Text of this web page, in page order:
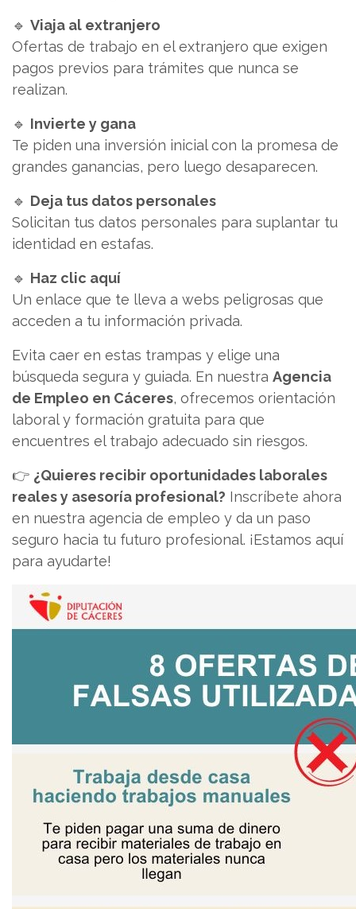
🔹 Viaja al extranjero
Ofertas de trabajo en el extranjero que exigen
pagos previos para trámites que nunca se
realizan.
🔹 Invierte y gana
Te piden una inversión inicial con la promesa de
grandes ganancias, pero luego desaparecen.
🔹 Deja tus datos personales
Solicitan tus datos personales para suplantar tu
identidad en estafas.
🔹 Haz clic aquí
Un enlace que te lleva a webs peligrosas que
acceden a tu información privada.
Evita caer en estas trampas y elige una
búsqueda segura y guiada. En nuestra Agencia
de Empleo en Cáceres, ofrecemos orientación
laboral y formación gratuita para que
encuentres el trabajo adecuado sin riesgos.
👉 ¿Quieres recibir oportunidades laborales
reales y asesoría profesional? Inscríbete ahora
en nuestra agencia de empleo y da un paso
seguro hacia tu futuro profesional. ¡Estamos aquí
para ayudarte!